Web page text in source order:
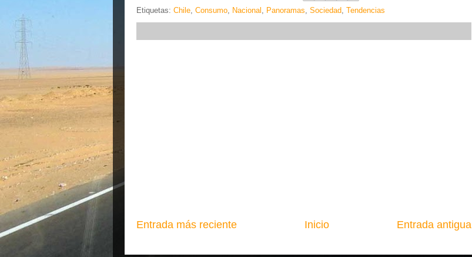
Etiquetas: Chile, Consumo, Nacional , Panoramas, Sociedad, Tendencias
Entrada más reciente Entrada antigua
Inicio